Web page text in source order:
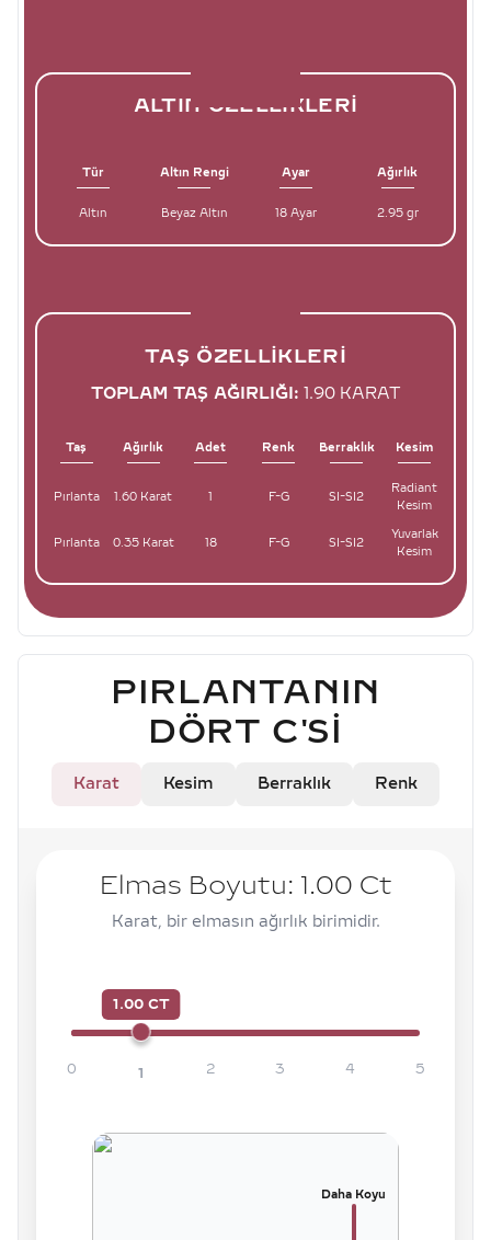
ALTIN ÖZELLIKLERI
Tür Altın Rengi Ayar Ağırlık
Altın Beyaz Altın 18 Ayar 2.95 gr
TAŞ ÖZELLIKLERI
TOPLAM TAŞ AĞIRLIĞI: 1.90 KARAT
Taş Ağırlık Adet Renk Berraklık Kesim
Pırlanta 1.60 Karat 1 F-G SI-SI2
Radiant
Kesim
Pırlanta 0.35 Karat 18 F-G SI-SI2
Yuvarlak
Kesim
PIRLANTANIN
DÖRT C'SI
Karat Kesim Berraklık Renk
Elmas Boyutu: 1.00 Ct
Karat, bir elmasın ağırlık birimidir.
1.00 CT
0 1 2 3 4 5
Daha Koyu